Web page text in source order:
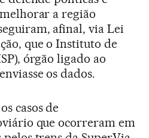
a região
afinal, via Lei
que o Instituto de
órgão ligado ao
os dados.
casos de
que ocorreram em